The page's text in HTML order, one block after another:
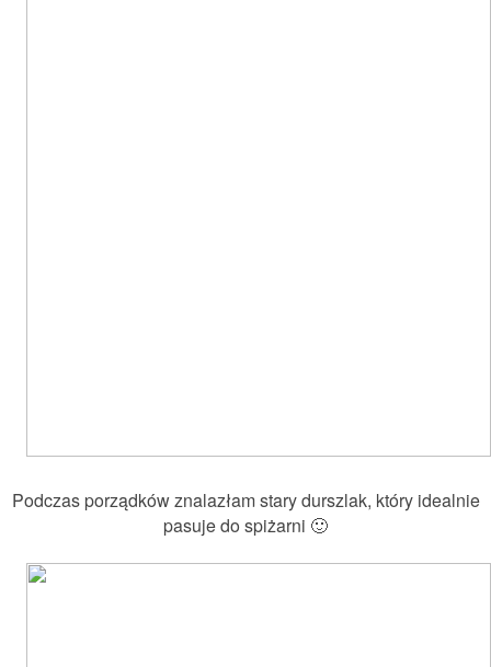
Podczas porządków znalazłam stary durszlak, który idealnie
pasuje do spiżarni 🙂